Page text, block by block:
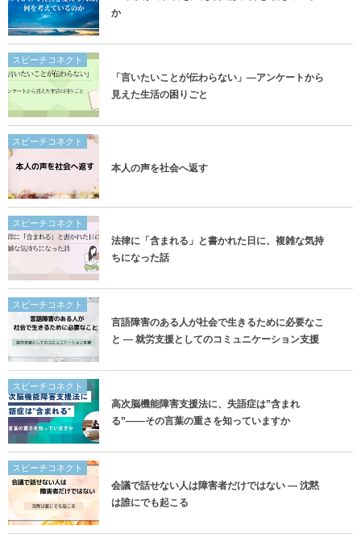
か
スピーチコネクト
「言いたいことが伝わらない」―アンケートから
見えた生活の困りごと
スピーチコネクト
本人の声を社会へ返す
スピーチコネクト
法律に「含まれる」と書かれた日に、複雑な気持
ちになった話
スピーチコネクト
言語障害のある人が社会で生きるために必要なこ
と ― 就労支援としてのコミュニケーション支援
スピーチコネクト
高次脳機能障害支援法に、失語症は”含まれ
る”——その言葉の重さを知っていますか
スピーチコネクト
会議で話せない人は障害者だけではない ― 沈黙
は誰にでも起こる